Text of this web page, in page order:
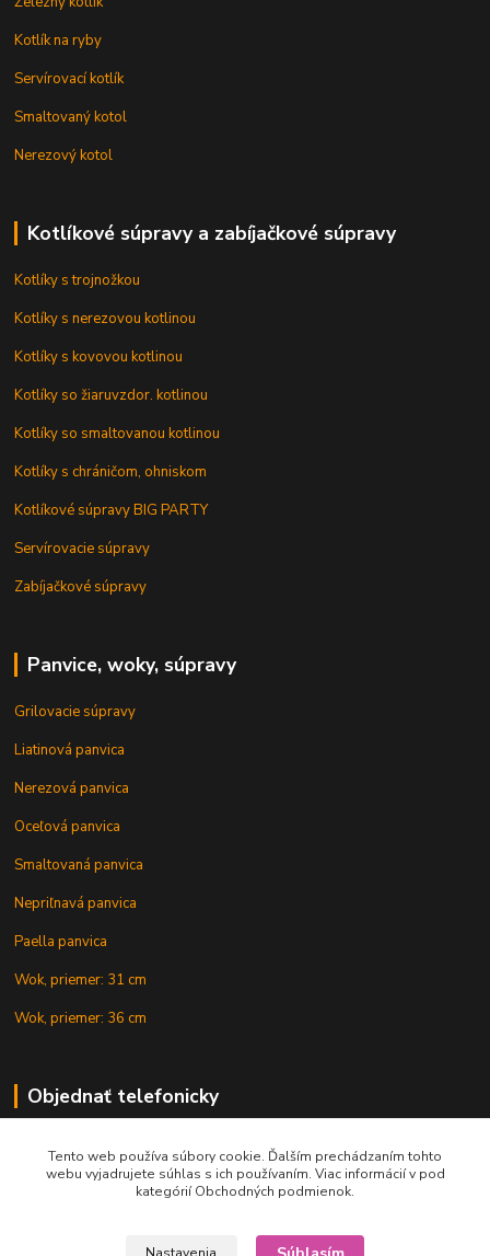
Kotlík na ryby
Servírovací kotlík
Smaltovaný kotol
Nerezový kotol
Kotlíkové súpravy a zabíjačkové súpravy
Kotlíky s trojnožkou
Kotlíky s nerezovou kotlinou
Kotlíky s kovovou kotlinou
Kotlíky so žiaruvzdor. kotlinou
Kotlíky so smaltovanou kotlinou
Kotlíky s chráničom, ohniskom
Kotlíkové súpravy BIG PARTY
Servírovacie súpravy
Zabíjačkové súpravy
Panvice, woky, súpravy
Grilovacie súpravy
Liatinová panvica
Nerezová panvica
Oceľová panvica
Smaltovaná panvica
Nepriľnavá panvica
Paella panvica
Wok, priemer: 31 cm
Wok, priemer: 36 cm
Objednať telefonicky
+421 902 212 007
Tento web používa súbory cookie. Ďalším prechádzaním tohto
webu vyjadrujete súhlas s ich používaním. Viac informácií v pod
kategórií Obchodných podmienok.